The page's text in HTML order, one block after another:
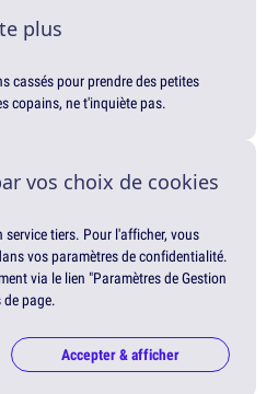
plus
cassés pour prendre des petites
copains, ne t'inquiète pas.
vos choix de cookies
tiers. Pour l'afficher, vous
vos paramètres de confidentialité.
via le lien "Paramètres de Gestion
page.
Accepter & afficher